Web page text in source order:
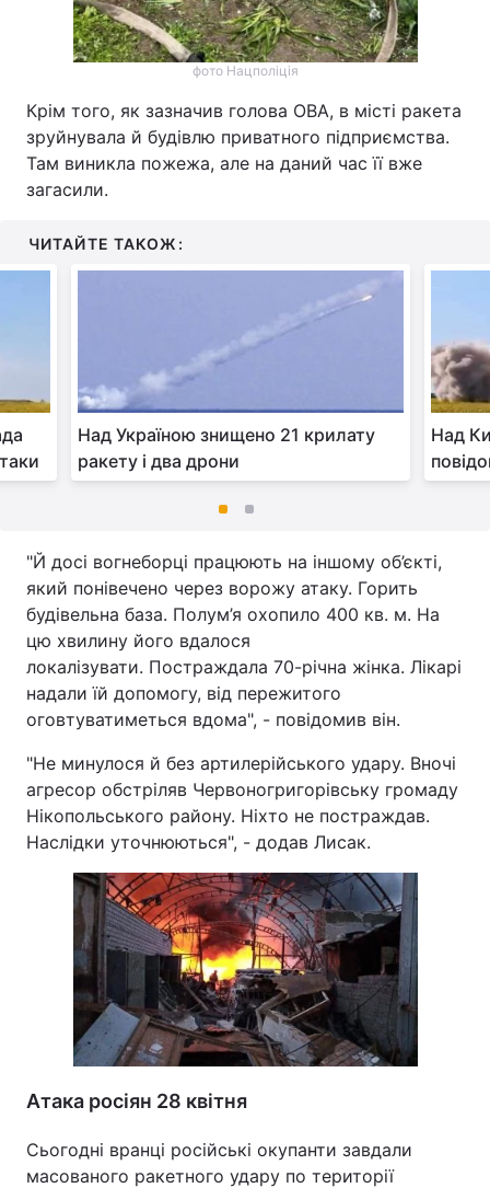
фото Нацполіція
Крім того, як зазначив голова ОВА, в місті ракета
зруйнувала й будівлю приватного підприємства.
Там виникла пожежа, але на даний час її вже
загасили.
ЧИТАЙТЕ ТАКОЖ:
Над Україною знищено 21 крилату
ракету і два дрони
Над
"Й досі вогнеборці працюють на іншому об’єкті,
який понівечено через ворожу атаку. Горить
будівельна база. Полум’я охопило 400 кв. м. На
цю хвилину його вдалося
локалізувати. Постраждала 70-річна жінка. Лікарі
надали їй допомогу, від пережитого
оговтуватиметься вдома", - повідомив він.
"Не минулося й без артилерійського удару. Вночі
агресор обстріляв Червоногригорівську громаду
Нікопольського району. Ніхто не постраждав.
Наслідки уточнюються", - додав Лисак.
Атака росіян 28 квітня
Сьогодні вранці російські окупанти завдали
масованого ракетного удару по території